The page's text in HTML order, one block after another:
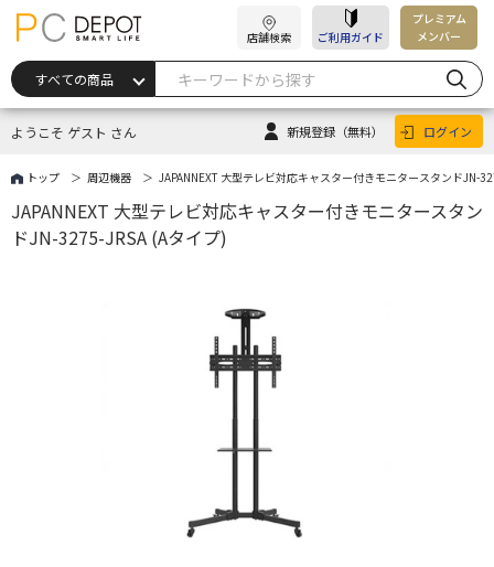
店舗検索 ご利用ガイド
プレミアム
メンバー
ようこそ ゲスト さん 新規登録 （無料） ログイン
トップ 周辺機器 JAPANNEXT 大型テレビ対応キャスター付きモニタースタンドJN-
JAPANNEXT 大型テレビ対応キャスター付きモニタースタン
ドJN-3275-JRSA (Aタイプ)